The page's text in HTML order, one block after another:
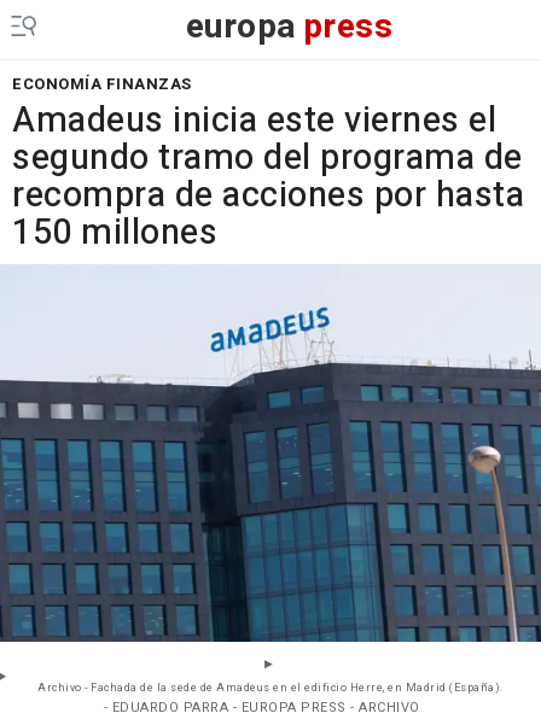
europa press
ECONOMÍA FINANZAS
Amadeus inicia este viernes el
segundo tramo del programa de
recompra de acciones por hasta
150 millones
Archivo - Fachada de la sede de Amadeus en el edificio Herre, en Madrid (España).
- EDUARDO PARRA - EUROPA PRESS - ARCHIVO